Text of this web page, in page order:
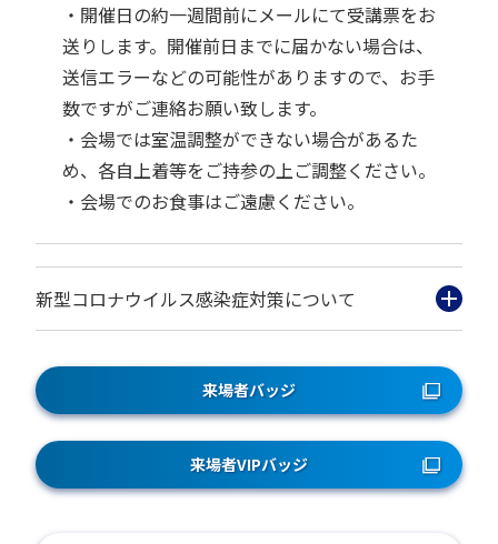
・開催日の約一週間前にメールにて受講票をお
送りします。開催前日までに届かない場合は、
送信エラーなどの可能性がありますので、お手
数ですがご連絡お願い致します。
・会場では室温調整ができない場合があるた
め、各自上着等をご持参の上ご調整ください。
・会場でのお食事はご遠慮ください。
新型コロナウイルス感染症対策について
来場者バッジ
来場者VIPバッジ